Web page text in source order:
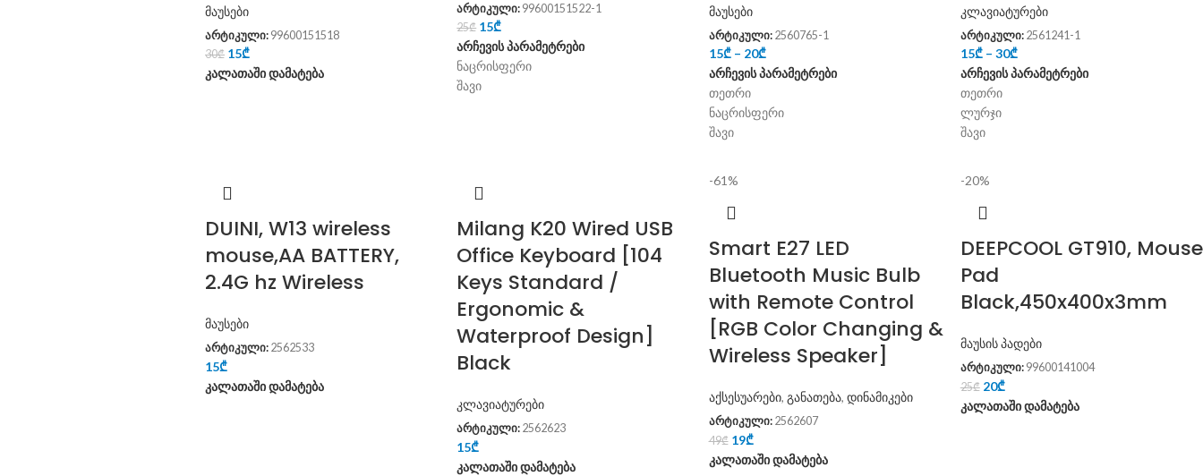
მაუსები
არტიკული: 99600151518
30₾ 15₾
კალათაში დამატება
არტიკული: 99600151522-1
25₾ 15₾
არჩევის პარამეტრები
ნაცრისფერი
შავი
მაუსები
არტიკული: 2560765-1
15₾ – 20₾
არჩევის პარამეტრები
თეთრი
ნაცრისფერი
შავი
კლავიატურები
არტიკული: 2561241-1
15₾ – 30₾
არჩევის პარამეტრები
თეთრი
ლურჯი
შავი
DUINI, W13 wireless
mouse,AA BATTERY,
2.4G hz Wireless
მაუსები
არტიკული: 2562533
15₾
კალათაში დამატება
Milang K20 Wired USB
Office Keyboard [104
Keys Standard /
Ergonomic &
Waterproof Design]
Black
კლავიატურები
არტიკული: 2562623
15₾
კალათაში დამატება
-61%
Smart E27 LED
Bluetooth Music Bulb
with Remote Control
[RGB Color Changing &
Wireless Speaker]
აქსესუარები, განათება, დინამიკები
არტიკული: 2562607
49₾ 19₾
კალათაში დამატება
-20%
DEEPCOOL GT910, Mouse
Pad
Black,450x400x3mm
მაუსის პადები
არტიკული: 99600141004
25₾ 20₾
კალათაში დამატება